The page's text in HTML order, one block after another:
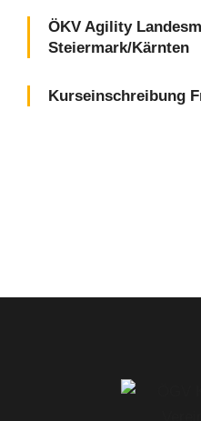
ÖKV Agility
Steiermark/Kärnten
Kurseinschreibung